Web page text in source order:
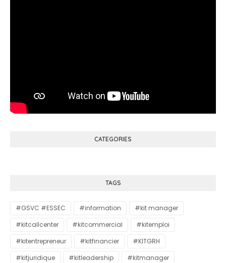
CATEGORIES
TAGS
#GSVC #ESSEC #information
#kit manager
#kitcallcenter
#kitcommercial
#kitemploi
#kitentrepreneur
#kitfinancier
#KITGRH
#kitjuridique
#kitleadership
#kitmanager